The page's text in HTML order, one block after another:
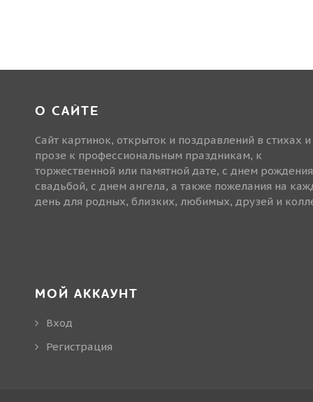
О САЙТЕ
Сайт картинок, открыток и поздравлений в стихах и
прозе к профессиональным праздникам, к
торжественной или памятной дате, с днем
свадьбой, с днем ангела, а также пожелания на
день для родных, близких, любимых, друзей и
МОЙ АККАУНТ
Вход
Регистрация